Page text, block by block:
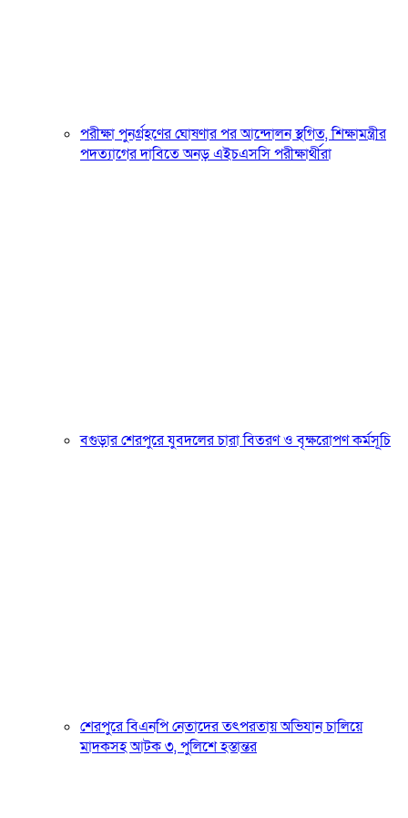
পরীক্ষা পুনর্গ্রহণের ঘোষণার পর আন্দোলন স্থগিত, শিক্ষামন্ত্রীর
পদত্যাগের দাবিতে অনড় এইচএসসি পরীক্ষার্থীরা
বগুড়ার শেরপুরে যুবদলের চারা বিতরণ ও বৃক্ষরোপণ কর্মসূচি
শেরপুরে বিএনপি নেতাদের তৎপরতায় অভিযান চালিয়ে
মাদকসহ আটক ৩, পুলিশে হস্তান্তর